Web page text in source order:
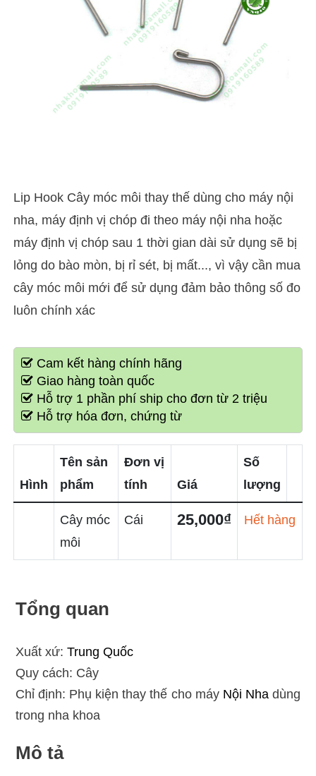
Lip Hook Cây móc môi thay thế dùng cho máy nội
nha, máy định vị chóp đi theo máy nội nha hoặc
máy định vị chóp sau 1 thời gian dài sử dụng sẽ bị
lỏng do bào mòn, bị rỉ sét, bị mất..., vì vậy cần mua
cây móc môi mới để sử dụng đảm bảo thông số đo
luôn chính xác
Cam kết hàng chính hãng
Giao hàng toàn quốc
Hỗ trợ 1 phần phí ship cho đơn từ 2 triệu
Hỗ trợ hóa đơn, chứng từ
Hình
Tên sản
phẩm
Đơn vị
tính
Giá
Số
lượng
Cây móc
môi
Cái 25,000₫ Hết hàng
Tổng quan
Xuất xứ: Trung Quốc
Quy cách: Cây
Chỉ định: Phụ kiện thay thế cho máy Nội Nhadùng
trong nha khoa
Mô tả